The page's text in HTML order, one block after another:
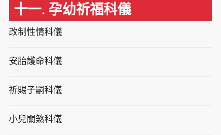
十一. 孕幼祈福科儀
改制性情科儀
安胎護命科儀
祈賜子嗣科儀
小兒關煞科儀